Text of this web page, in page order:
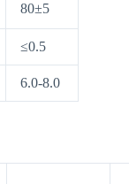
80±5
≤0.5
6.0-8.0